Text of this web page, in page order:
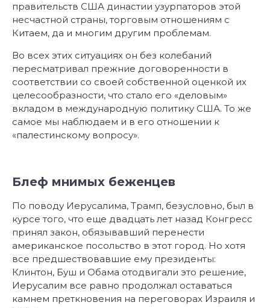
правительств США династии узурпаторов этой
несчастной страны, торговым отношениям с
Китаем, да и многим другим проблемам.
Во всех этих ситуациях он без колебаний
пересматривал прежние договоренности в
соответствии со своей собственной оценкой их
целесообразности, что стало его «деловым»
вкладом в международную политику США. То же
самое мы наблюдаем и в его отношении к
«палестинскому вопросу».
Блеф мнимых беженцев
По поводу Иерусалима, Трамп, безусловно, был в
курсе того, что еще двадцать лет назад Конгресс
принял закон, обязывавший перенести
американское посольство в этот город. Но хотя
все предшествовавшие ему президенты:
Клинтон, Буш и Обама отодвигали это решение,
Иерусалим все равно продолжал оставаться
камнем преткновения на переговорах Израиля и